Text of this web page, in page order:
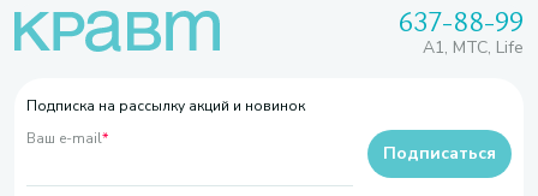
637-88-99
A1, МТС, Life
Подписка на рассылку акций и новинок
Ваш e-mail*
Подписаться